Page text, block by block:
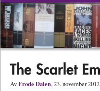
AvFrode Dalen, 23. november 2012